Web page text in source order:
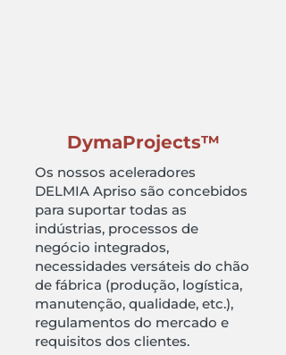
DymaProjects™
Os nossos aceleradores
DELMIA Apriso são concebidos
para suportar todas as
indústrias, processos de
negócio integrados,
necessidades versáteis do chão
de fábrica (produção, logística,
manutenção, qualidade, etc.),
regulamentos do mercado e
requisitos dos clientes.